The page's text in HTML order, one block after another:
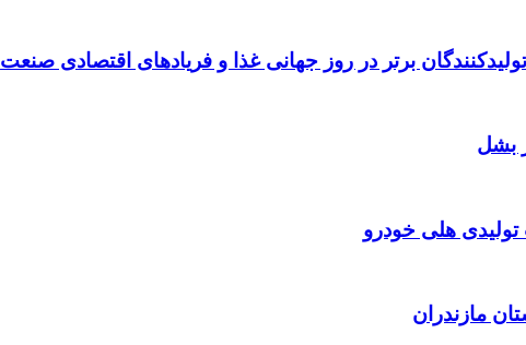
برتر در روز جهانی غذا و فریادهای اقتصادی صنعت
بشل
تولیدی هلی خودرو
مازندران